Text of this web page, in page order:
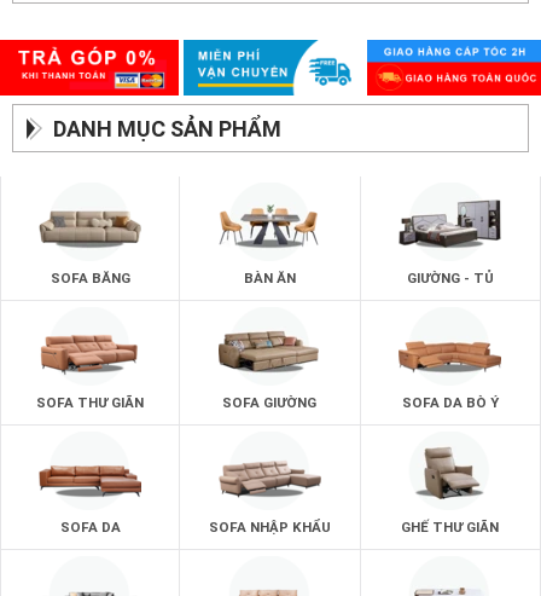
DANH MỤC SẢN PHẨM
SOFA BĂNG BÀN ĂN GIƯỜNG - TỦ
SOFA THƯ GIÃN SOFA GIƯỜNG SOFA DA BÒ Ý
SOFA DA SOFA NHẬP KHẨU GHẾ THƯ GIÃN